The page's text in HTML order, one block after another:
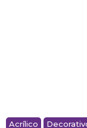
Acrílico